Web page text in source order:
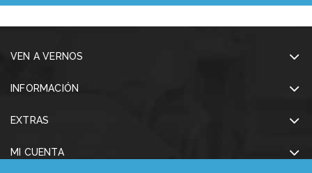
VEN A VERNOS
INFORMACIÓN
EXTRAS
MI CUENTA